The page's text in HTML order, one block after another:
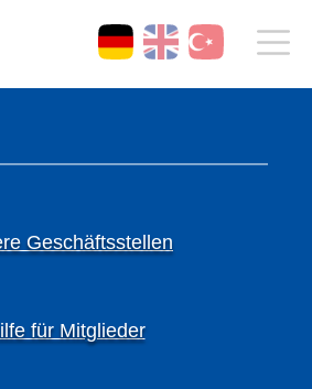
Geschäftsstellen
für Mitglieder